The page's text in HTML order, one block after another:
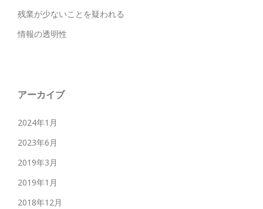
残業が少ないことを疑われる
情報の透明性
アーカイブ
2024年1月
2023年6月
2019年3月
2019年1月
2018年12月